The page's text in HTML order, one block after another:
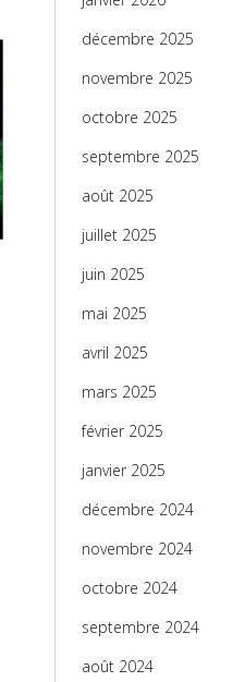
décembre 2025
novembre 2025
octobre 2025
septembre 2025
août 2025
juillet 2025
juin 2025
mai 2025
avril 2025
mars 2025
février 2025
janvier 2025
décembre 2024
novembre 2024
octobre 2024
septembre 2024
août 2024